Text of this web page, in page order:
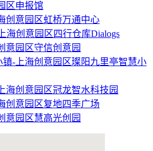
申报馆
虹桥万通中心
四行仓库Dialogs
守信创意园
璨阳九里亭智慧小
冠龙智水科技园
复地四季广场
慧高光创园